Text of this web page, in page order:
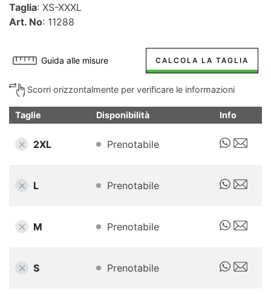
Taglia: XS-XXXL
Art. No: 11288
Guida alle misure CALCOLA LA TAGLIA
Scorri orizzontalmente per verificare le informazioni
Taglie Disponibilità Info
2XL Prenotabile
L Prenotabile
M Prenotabile
S Prenotabile